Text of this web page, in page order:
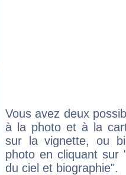
Vous avez deux
à la photo et à la
sur la vignette, ou
photo en cliquant sur
du ciel et biographie".